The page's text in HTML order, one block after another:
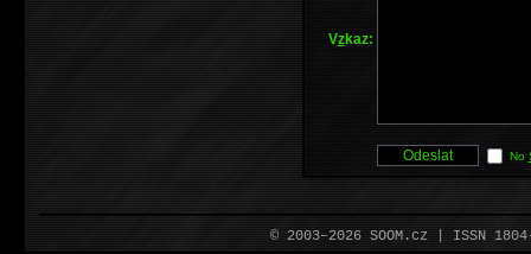
Vzkaz:
No
© 2003–2026 SOOM.cz | ISSN